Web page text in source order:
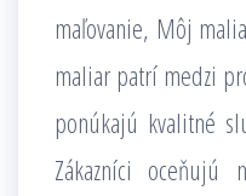
maľovanie, Môj
maliar patrí medzi
ponúkajú kvalitné
Zákazníci oceňujú